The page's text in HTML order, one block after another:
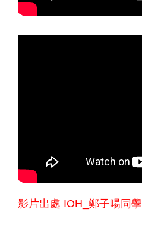
影片出處 IOH_鄭子暘同學